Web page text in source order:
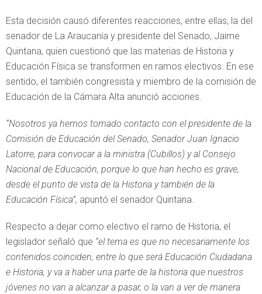
Esta decisión causó diferentes reacciones, entre ellas, la del
senador de La Araucanía y presidente del Senado, Jaime
Quintana, quien cuestionó que las materias de Historia y
Educación Física se transformen en ramos electivos. En ese
sentido, el también congresista y miembro de la comisión de
Educación de la Cámara Alta anunció acciones.
“Nosotros ya hemos tomado contacto con el presidente de la
Comisión de Educación del Senado, Senador Juan Ignacio
Latorre, para convocar a la ministra (Cubillos) y al Consejo
Nacional de Educación, porque lo que han hecho es grave,
desde el punto de vista de la Historia y también de la
Educación Física”, apuntó el senador Quintana.
Respecto a dejar como electivo el ramo de Historia, el
legislador señaló que “el tema es que no necesariamente los
contenidos coinciden, entre lo que será Educación Ciudadana
e Historia, y va a haber una parte de la historia que nuestros
jóvenes no van a alcanzar a pasar, o la van a ver de manera